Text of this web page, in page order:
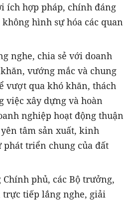
ích hợp pháp, chính đáng
hình sự hóa các quan
nghe, chia sẻ với doanh
vướng mắc và chung
vượt qua khó khăn, thách
việc xây dựng và hoàn
nghiệp hoạt động thuận
tâm sản xuất, kinh
phát triển chung của đất
Chính phủ, các Bộ trưởng,
tiếp lắng nghe, giải